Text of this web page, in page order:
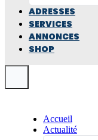
ADRESSES
SERVICES
ANNONCES
SHOP
Accueil
Actualité